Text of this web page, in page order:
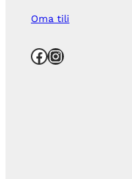
Oma tili
Facebook Instagram